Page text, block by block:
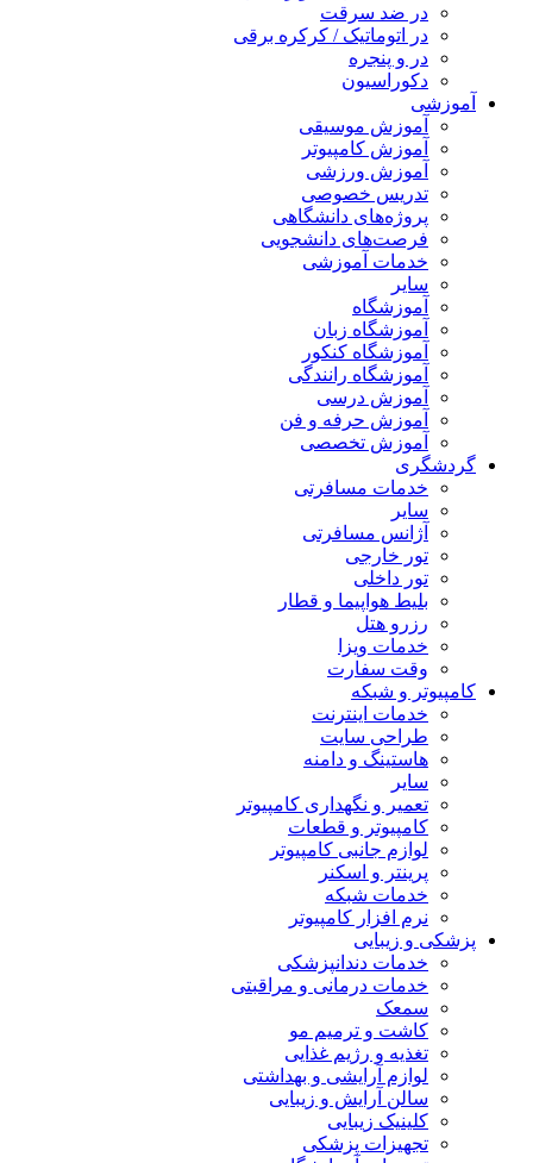
در ضد سرقت
در اتوماتیک / کرکره برقی
در و پنجره
دکوراسیون
آموزشی
آموزش موسیقی
آموزش کامپیوتر
آموزش ورزشی
تدریس خصوصی
پروژه‌های دانشگاهی
فرصت‌های دانشجویی
خدمات آموزشی
سایر
آموزشگاه
آموزشگاه زبان
آموزشگاه کنکور
آموزشگاه رانندگی
آموزش درسی
آموزش حرفه و فن
آموزش تخصصی
گردشگری
خدمات مسافرتی
سایر
آژانس مسافرتی
تور خارجی
تور داخلی
بلیط هواپیما و قطار
رزرو هتل
خدمات ویزا
وقت سفارت
کامپیوتر و شبکه
خدمات اینترنت
طراحی سایت
هاستینگ و دامنه
سایر
تعمیر و نگهداری کامپیوتر
کامپیوتر و قطعات
لوازم جانبی کامپیوتر
پرینتر و اسکنر
خدمات شبکه
نرم افزار کامپیوتر
پزشکی و زیبایی
خدمات دندانپزشکی
خدمات درمانی و مراقبتی
سمعک
کاشت و ترمیم مو
تغذیه و رژیم غذایی
لوازم آرایشی و بهداشتی
سالن آرایش و زیبایی
کلینیک زیبایی
تجهیزات پزشکی